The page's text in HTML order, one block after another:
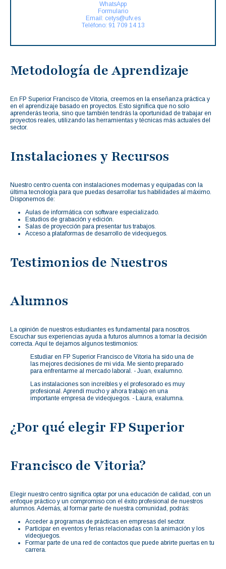
WhatsApp
Formulario
Email: cetys@ufv.es
Teléfono: 91 709 14 13
Metodología de Aprendizaje
En FP Superior Francisco de Vitoria, creemos en la enseñanza práctica y
en el aprendizaje basado en proyectos. Esto significa que no solo
aprenderás teoría, sino que también tendrás la oportunidad de trabajar en
proyectos reales, utilizando las herramientas y técnicas más actuales del
sector.
Instalaciones y Recursos
Nuestro centro cuenta con instalaciones modernas y equipadas con la
última tecnología para que puedas desarrollar tus habilidades al máximo.
Disponemos de:
Aulas de informática con software especializado.
Estudios de grabación y edición.
Salas de proyección para presentar tus trabajos.
Acceso a plataformas de desarrollo de videojuegos.
Testimonios de Nuestros
Alumnos
La opinión de nuestros estudiantes es fundamental para nosotros.
Escuchar sus experiencias ayuda a futuros alumnos a tomar la decisión
correcta. Aquí te dejamos algunos testimonios:
Estudiar en FP Superior Francisco de Vitoria ha sido una de
las mejores decisiones de mi vida. Me siento preparado
para enfrentarme al mercado laboral. - Juan, exalumno.
Las instalaciones son increíbles y el profesorado es muy
profesional. Aprendí mucho y ahora trabajo en una
importante empresa de videojuegos. - Laura, exalumna.
¿Por qué elegir FP Superior
Francisco de Vitoria?
Elegir nuestro centro significa optar por una educación de calidad, con un
enfoque práctico y un compromiso con el éxito profesional de nuestros
alumnos. Además, al formar parte de nuestra comunidad, podrás:
Acceder a programas de prácticas en empresas del sector.
Participar en eventos y ferias relacionadas con la animación y los
videojuegos.
Formar parte de una red de contactos que puede abrirte puertas en tu
carrera.